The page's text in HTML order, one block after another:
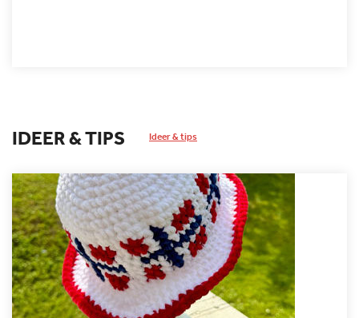
IDEER & TIPS Ideer & tips